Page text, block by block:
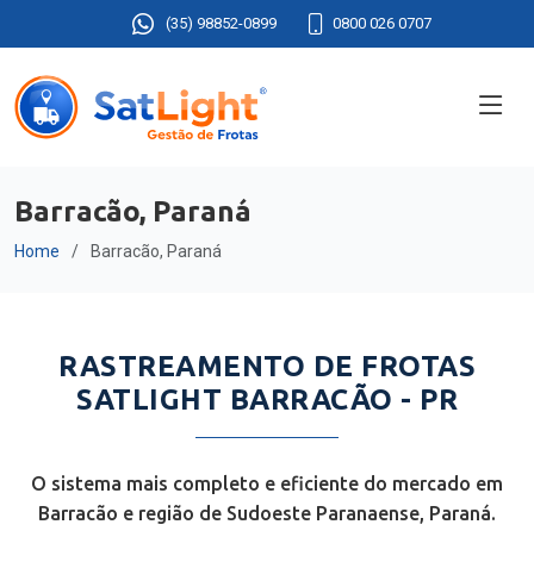
(35) 98852-0899 0800 026 0707
Barracão, Paraná
Home Barracão, Paraná
RASTREAMENTO DE FROTAS
SATLIGHT BARRACÃO - PR
O sistema mais completo e eficiente do mercado em
Barracão e região de Sudoeste Paranaense, Paraná.